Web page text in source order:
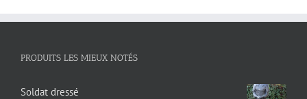
PRODUITS LES MIEUX NOTÉS
Soldat dressé